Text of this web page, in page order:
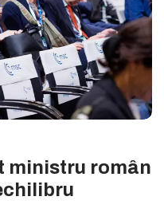
ministru român